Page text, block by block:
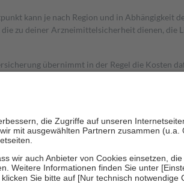
kann je nach Region und in Abhängigkeit
zu deiner Arzneimittelsicherheit dienen, die
übernimmt in der Regel die Kosten
Es sind jedoch nie mehr als die
Zuzahlungen